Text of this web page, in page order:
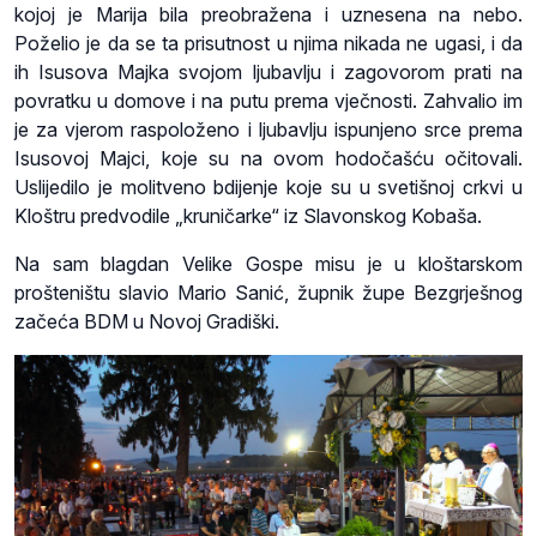
kojoj je Marija bila preobražena i uznesena na nebo.
Poželio je da se ta prisutnost u njima nikada ne ugasi, i da
ih Isusova Majka svojom ljubavlju i zagovorom prati na
povratku u domove i na putu prema vječnosti. Zahvalio im
je za vjerom raspoloženo i ljubavlju ispunjeno srce prema
Isusovoj Majci, koje su na ovom hodočašću očitovali.
Uslijedilo je molitveno bdijenje koje su u svetišnoj crkvi u
Kloštru predvodile „kruničarke“ iz Slavonskog Kobaša.
Na sam blagdan Velike Gospe misu je u kloštarskom
prošteništu slavio Mario Sanić, župnik župe Bezgrješnog
začeća BDM u Novoj Gradiški.